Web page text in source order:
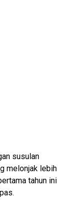
susulan
melonjak lebih
tahun ini